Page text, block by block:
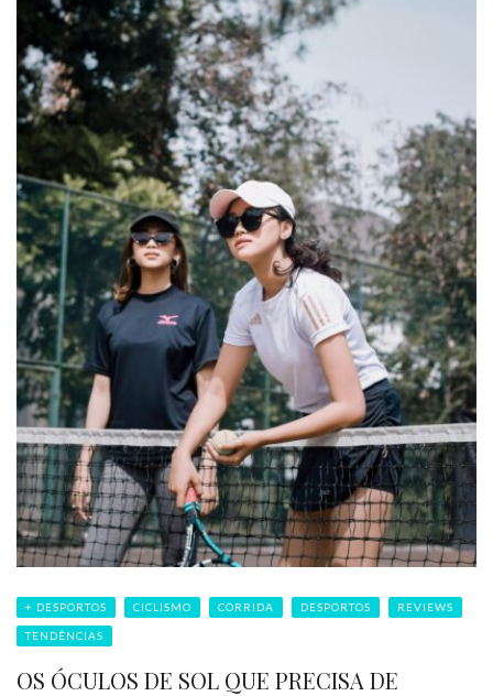
+ DESPORTOS CICLISMO CORRIDA DESPORTOS REVIEWS
TENDÊNCIAS
OS ÓCULOS DE SOL QUE PRECISA DE